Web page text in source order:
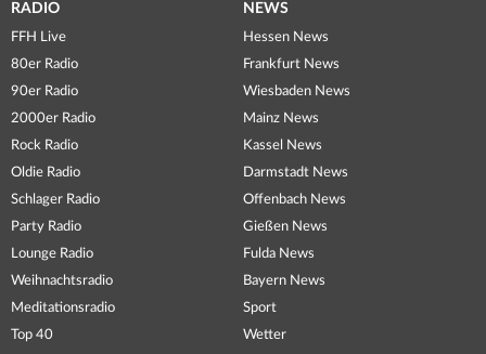
RADIO
FFH Live
80er Radio
90er Radio
2000er Radio
Rock Radio
Oldie Radio
Schlager Radio
Party Radio
Lounge Radio
Weihnachtsradio
Meditationsradio
Top 40
NEWS
Hessen News
Frankfurt News
Wiesbaden News
Mainz News
Kassel News
Darmstadt News
Offenbach News
Gießen News
Fulda News
Bayern News
Sport
Wetter